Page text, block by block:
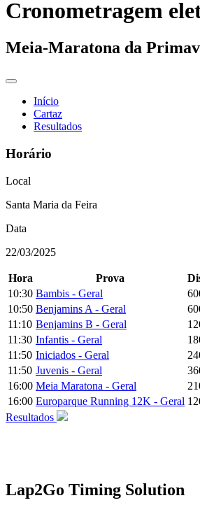
Cronometragem
Meia-Maratona da
Início
Cartaz
Resultados
Horário
Local
Santa Maria da Feira
Data
22/03/2025
Hora Prova
10:30 Bambis - Geral
10:50 Benjamins A - Geral
11:10 Benjamins B - Geral
11:30 Infantis - Geral
11:50 Iniciados - Geral
11:50 Juvenis - Geral
16:00 Meia Maratona - Geral
16:00 Europarque Running 12K - Geral
Resultados
Lap2Go Timing Solution